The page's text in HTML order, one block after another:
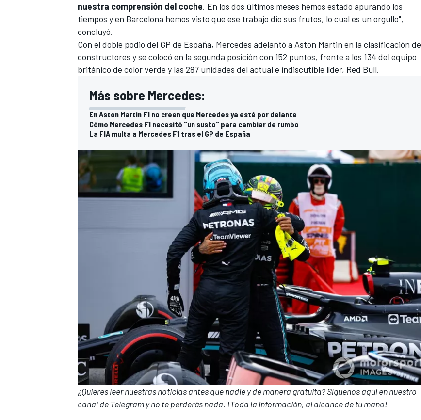
MÁS CATEGORÍAS
nuestra comprensión del coche. En los dos últimos meses hemos estado apurando los
tiempos y en Barcelona hemos visto que ese trabajo dio sus frutos, lo cual es un orgullo",
concluyó.
Con el doble podio del GP de España, Mercedes adelantó a Aston Martin en la clasificación de
constructores y se colocó en la segunda posición con 152 puntos, frente a los 134 del equipo
británico de color verde y las 287 unidades del actual e indiscutible líder, Red Bull.
Más sobre Mercedes:
En Aston Martin F1 no creen que Mercedes ya esté por delante
Cómo Mercedes F1 necesitó "un susto" para cambiar de rumbo
La FIA multa a Mercedes F1 tras el GP de España
¿Quieres leer nuestras noticias antes que nadie y de manera gratuita? Síguenosaquí en nuestro
canal de Telegramy no te perderás nada. ¡Toda la información, al alcance de tu mano!